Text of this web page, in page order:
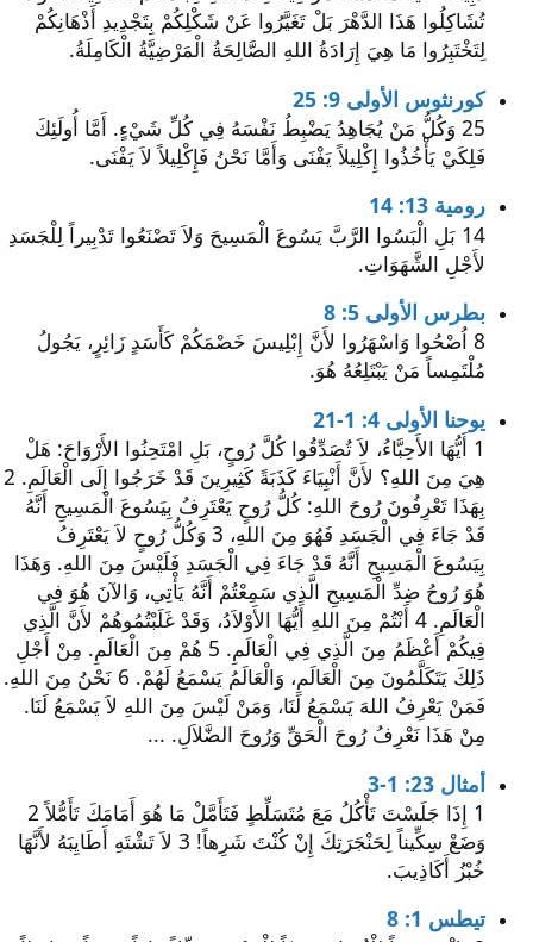
تُشَاكِلُوا هَذَا الدَّهْرَ بَلْ تَغَيَّرُوا عَنْ شَكْلِكُمْ بِتَجْدِيدِ أَذْهَانِكُمْ
لِتَخْتَبِرُوا مَا هِيَ إِرَادَةُ اللهِ الصَّالِحَةُ الْمَرْضِيَّةُ الْكَامِلَةُ.
كورنثوس الأولى 9: 25
25 وَكُلُّ مَنْ يُجَاهِدُ يَضْبِطُ نَفْسَهُ فِي كُلِّ شَيْءٍ. أَمَّا أُولَئِكَ
فَلِكَيْ يَأْخُذُوا إِكْلِيلاً يَفْنَى وَأَمَّا نَحْنُ فَإِكْلِيلاً لاَ يَفْنَى.
رومية 13: 14
14 بَلِ الْبَسُوا الرَّبَّ يَسُوعَ الْمَسِيحَ وَلاَ تَصْنَعُوا تَدْبِيراً لِلْجَسَدِ
لأَجْلِ الشَّهَوَاتِ.
بطرس الأولى 5: 8
8 اُصْحُوا وَاسْهَرُوا لأَنَّ إِبْلِيسَ خَصْمَكُمْ كَأَسَدٍ زَائِرٍ، يَجُولُ
مُلْتَمِساً مَنْ يَبْتَلِعُهُ هُوَ.
يوحنا الأولى 4: 1-21
1 أَيُّهَا الأَحِبَّاءُ، لاَ تُصَدِّقُوا كُلَّ رُوحٍ، بَلِ امْتَحِنُوا الأَرْوَاحَ: هَلْ
هِيَ مِنَ اللهِ؟ لأَنَّ أَنْبِيَاءَ كَذَبَةً كَثِيرِينَ قَدْ خَرَجُوا إِلَى الْعَالَمِ. 2
بِهَذَا تَعْرِفُونَ رُوحَ اللهِ: كُلُّ رُوحٍ يَعْتَرِفُ بِيَسُوعَ الْمَسِيحِ أَنَّهُ
قَدْ جَاءَ فِي الْجَسَدِ فَهُوَ مِنَ اللهِ، 3 وَكُلُّ رُوحٍ لاَ يَعْتَرِفُ
بِيَسُوعَ الْمَسِيحِ أَنَّهُ قَدْ جَاءَ فِي الْجَسَدِ فَلَيْسَ مِنَ اللهِ. وَهَذَا
هُوَ رُوحُ ضِدِّ الْمَسِيحِ الَّذِي سَمِعْتُمْ أَنَّهُ يَأْتِي، وَالآنَ هُوَ فِي
الْعَالَمِ. 4 أَنْتُمْ مِنَ اللهِ أَيُّهَا الأَوْلاَدُ، وَقَدْ غَلَبْتُمُوهُمْ لأَنَّ الَّذِي
فِيكُمْ أَعْظَمُ مِنَ الَّذِي فِي الْعَالَمِ. 5 هُمْ مِنَ الْعَالَمِ. مِنْ أَجْلِ
ذَلِكَ يَتَكَلَّمُونَ مِنَ الْعَالَمِ، وَالْعَالَمُ يَسْمَعُ لَهُمْ. 6 نَحْنُ مِنَ اللهِ.
فَمَنْ يَعْرِفُ اللهَ يَسْمَعُ لَنَا، وَمَنْ لَيْسَ مِنَ اللهِ لاَ يَسْمَعُ لَنَا.
مِنْ هَذَا نَعْرِفُ رُوحَ الْحَقِّ وَرُوحَ الضَّلاَلِ. ...
أمثال 23: 1-3
1 إِذَا جَلَسْتَ تَأْكُلُ مَعَ مُتَسَلِّطٍ فَتَأَمَّلْ مَا هُوَ أَمَامَكَ تَأَمُّلاً 2
وَضَعْ سِكِّيناً لِحَنْجَرَتِكَ إِنْ كُنْتَ شَرِهاً! 3 لاَ تَشْتَهِ أَطَايِبَهُ لأَنَّهَا
خُبْزُ أَكَاذِيبَ.
تيطس 1: 8